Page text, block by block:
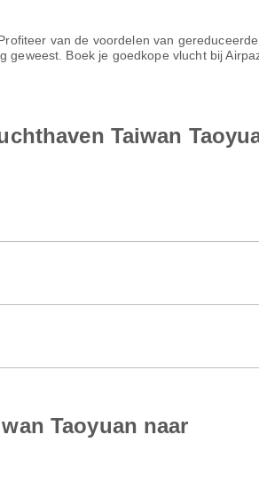
van de voordelen van gereduceerde
geweest. Boek je goedkope vlucht bij
Taiwan
Taoyuan naar